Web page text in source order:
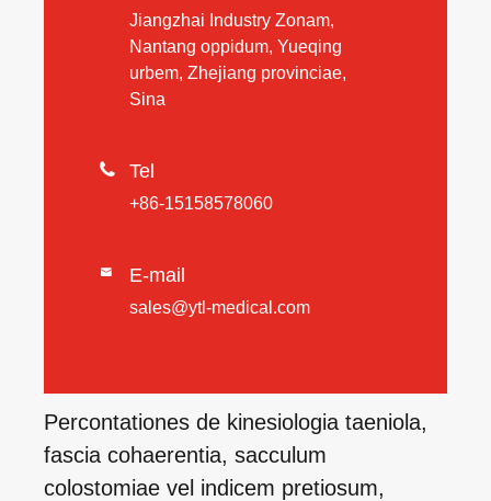
Jiangzhai Industry Zonam,
Nantang oppidum, Yueqing
urbem, Zhejiang provinciae,
Sina
 Tel
+86-15158578060
 E-mail
sales@ytl-medical.com
Percontationes de kinesiologia taeniola,
fascia cohaerentia, sacculum
colostomiae vel indicem pretiosum,